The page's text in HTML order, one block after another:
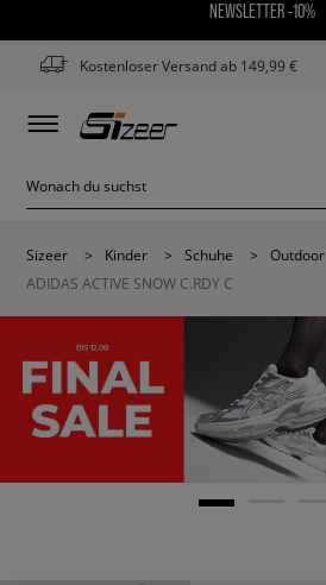
NEWSLETTER -10%
Kostenloser Versand ab 149,99 €
Sizeer > Kinder > Schuhe > Outdoor
ADIDAS ACTIVE SNOW C.RDY C